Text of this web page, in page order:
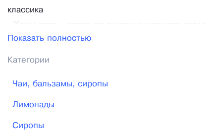
классика
- Крем-сода - сироп со вкусом лимонного крем-
брюле
- Виктория - сироп с клубничным соком
- Барбарис - со вкусом леденцов
- Золотой Ключик - золотистый лимонад на
- Лиса и Виноград - сироп с соком красного
Показать полностью
Категории
Чаи, бальзамы, сиропы
Лимонады
Сиропы